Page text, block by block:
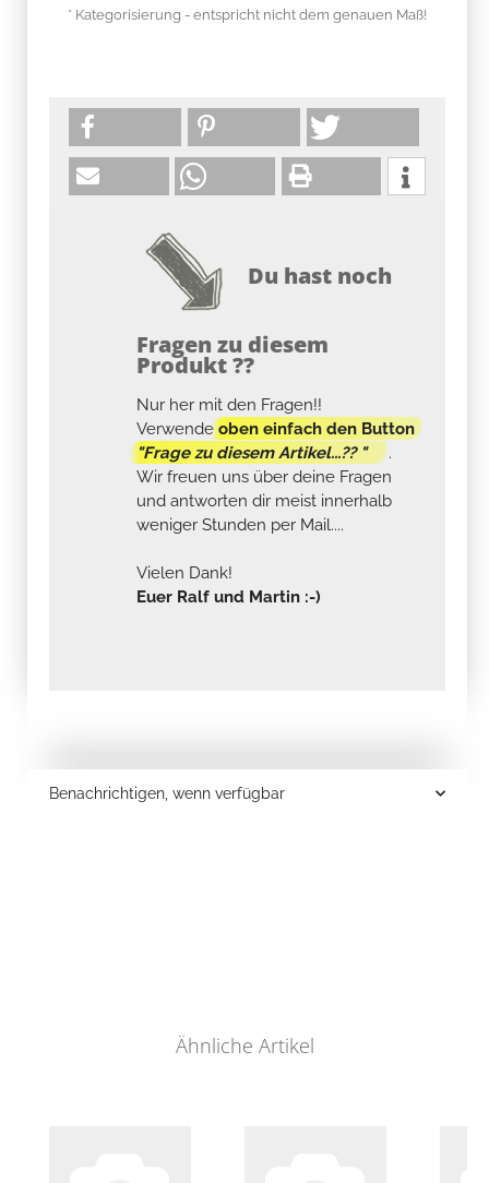
* Kategorisierung - entspricht nicht dem genauen Maß!
Du hast noch
Fragen zu diesem
Produkt ??
Nur her mit den Fragen!!
Verwendeoben einfach den Button
"Frage zu diesem Artikel...?? "
.
Wir freuen uns über deine Fragen
und antworten dir meist innerhalb
weniger Stunden per Mail....
Vielen Dank!
Euer Ralf und Martin :-)
Benachrichtigen, wenn verfügbar
Ähnliche Artikel